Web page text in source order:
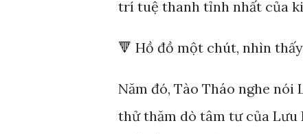
trí tuệ thanh tỉnh nhất của
🔻 Hồ đồ một chút, nhìn
Năm đó, Tào Tháo nghe nói
thử thăm dò tâm tư của Lưu